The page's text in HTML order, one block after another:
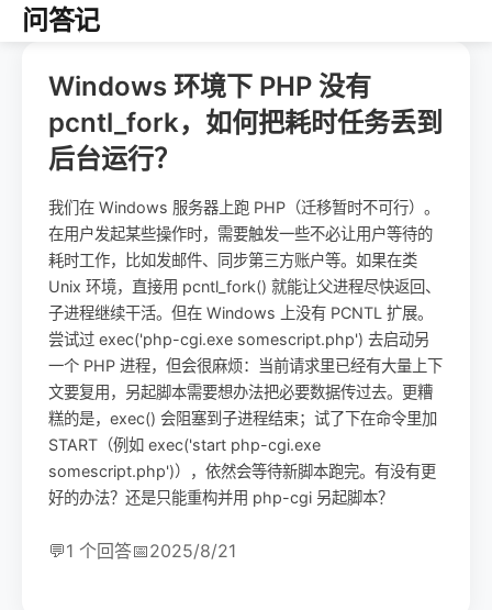
问答记
Windows 环境下 PHP 没有
pcntl_fork，如何把耗时任务丢到
后台运行？
我们在 Windows 服务器上跑 PHP（迁移暂时不可行）。
在用户发起某些操作时，需要触发一些不必让用户等待的
耗时工作，比如发邮件、同步第三方账户等。如果在类
Unix 环境，直接用 pcntl_fork() 就能让父进程尽快返回、
子进程继续干活。但在 Windows 上没有 PCNTL 扩展。
尝试过 exec('php-cgi.exe somescript.php') 去启动另
一个 PHP 进程，但会很麻烦：当前请求里已经有大量上下
文要复用，另起脚本需要想办法把必要数据传过去。更糟
糕的是，exec() 会阻塞到子进程结束；试了下在命令里加
START（例如 exec('start php-cgi.exe
somescript.php')），依然会等待新脚本跑完。有没有更
好的办法？还是只能重构并用 php-cgi 另起脚本？
💬1 个回答📅2025/8/21